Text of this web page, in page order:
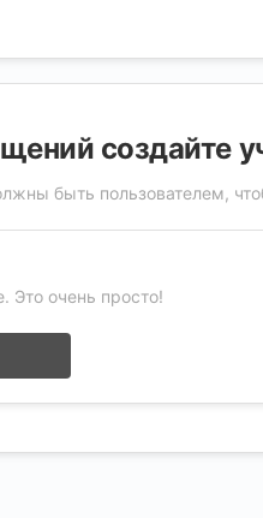
создайте
быть пользователем,
Это очень просто!